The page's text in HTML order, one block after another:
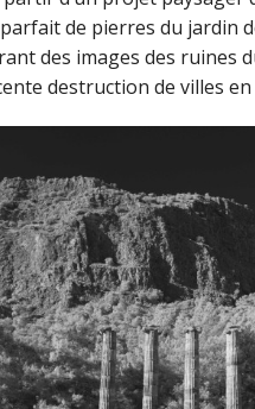
de pierres du jardin
des images des ruines
destruction de villes